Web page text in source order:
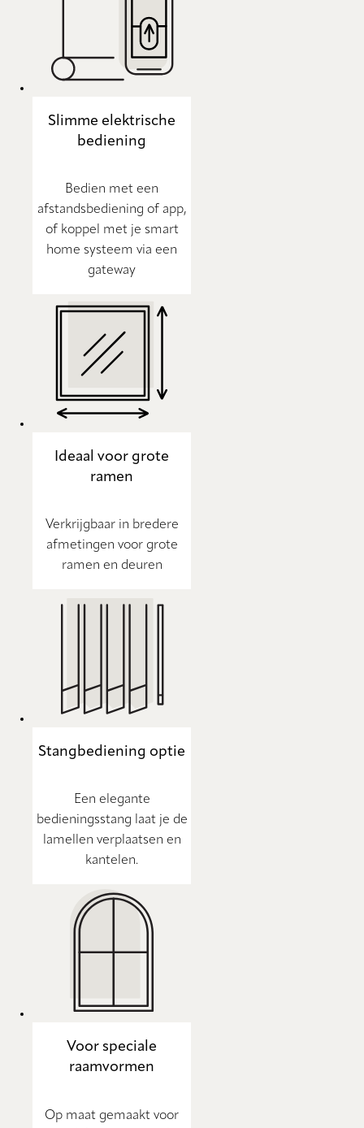
Slimme elektrische
bediening
Bedien met een
afstandsbediening of app,
of koppel met je smart
home systeem via een
gateway
Ideaal voor grote
ramen
Verkrijgbaar in bredere
afmetingen voor grote
ramen en deuren
Stangbediening optie
Een elegante
bedieningsstang laat je de
lamellen verplaatsen en
kantelen.
Voor speciale
raamvormen
Op maat gemaakt voor